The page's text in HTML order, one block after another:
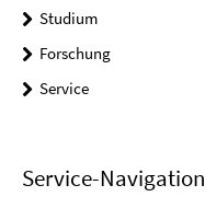
Studium
Forschung
Service
Service-Navigation